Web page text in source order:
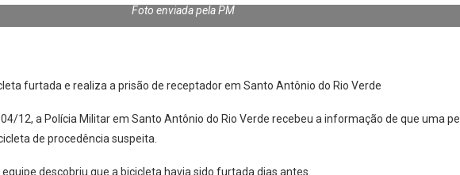
Foto enviada pela PM
furtada e realiza a prisão de receptador em Santo Antônio do Rio Verde
12, a Polícia Militar em Santo Antônio do Rio Verde recebeu a informação de que uma
de procedência suspeita.
descobriu que a bicicleta havia sido furtada dias antes.